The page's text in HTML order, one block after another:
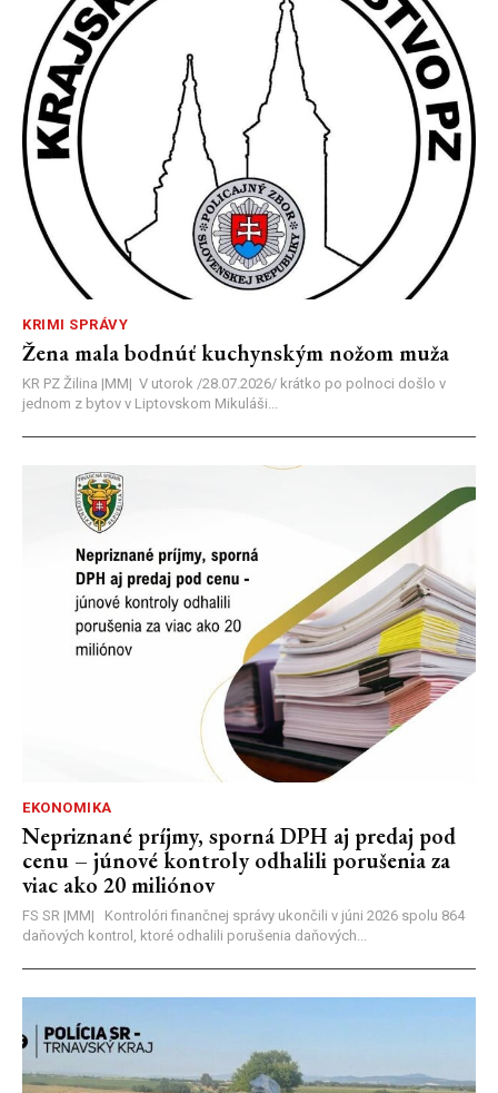
KRIMI SPRÁVY
Žena mala bodnúť kuchynským nožom muža
KR PZ Žilina |MM| V utorok /28.07.2026/ krátko po polnoci došlo v
jednom z bytov v Liptovskom Mikuláši...
EKONOMIKA
Nepriznané príjmy, sporná DPH aj predaj pod
cenu – júnové kontroly odhalili porušenia za
viac ako 20 miliónov
FS SR |MM| Kontrolóri finančnej správy ukončili v júni 2026 spolu 864
daňových kontrol, ktoré odhalili porušenia daňových...